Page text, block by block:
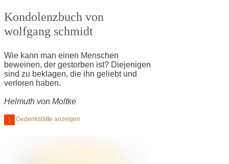
Kondolenzbuch von
wolfgang schmidt
Wie kann man einen Menschen
beweinen, der gestorben ist? Diejenigen
sind zu beklagen, die ihn geliebt und
verloren haben.
Helmuth von Moltke
Gedenkstätte anzeigen